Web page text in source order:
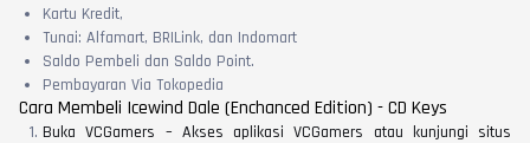
Kartu Kredit,
Tunai: Alfamart, BRILink, dan Indomart
Saldo Pembeli dan Saldo Point.
Pembayaran Via Tokopedia
Cara Membeli Icewind Dale (Enchanced Edition) - CD Keys
Buka VCGamers – Akses aplikasi VCGamers atau kunjungi situs